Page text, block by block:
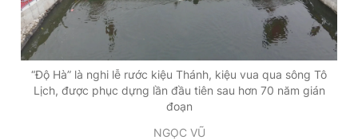
“Độ Hà” là nghi lễ rước kiệu Thánh, kiệu vua qua sông Tô
Lịch, được phục dựng lần đầu tiên sau hơn 70 năm gián
đoạn
NGỌC VŨ